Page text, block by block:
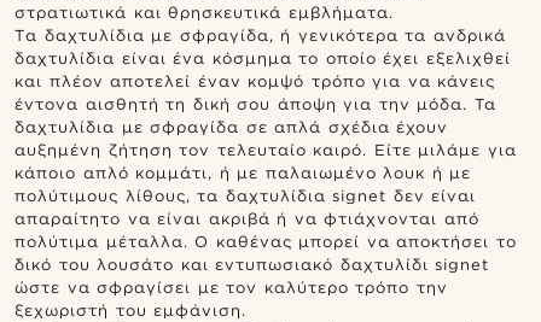
στρατιωτικά και θρησκευτικά εμβλήματα.
Tα δαχτυλίδια με σφραγίδα, ή γενικότερα τα ανδρικά
δαχτυλίδια είναι ένα κόσμημα το οποίο έχει εξελιχθεί
και πλέον αποτελεί έναν κομψό τρόπο για να κάνεις
έντονα αισθητή τη δική σου άποψη για την μόδα. Τα
δαχτυλίδια με σφραγίδα σε απλά σχέδια έχουν
αυξημένη ζήτηση τον τελευταίο καιρό. Είτε μιλάμε για
κάποιο απλό κομμάτι, ή με παλαιωμένο λουκ ή με
πολύτιμους λίθους, τα δαχτυλίδια signet δεν είναι
απαραίτητο να είναι ακριβά ή να φτιάχνονται από
πολύτιμα μέταλλα. Ο καθένας μπορεί να αποκτήσει το
δικό του λουσάτο και εντυπωσιακό δαχτυλίδι signet
ώστε να σφραγίσει με τον καλύτερο τρόπο την
ξεχωριστή του εμφάνιση.